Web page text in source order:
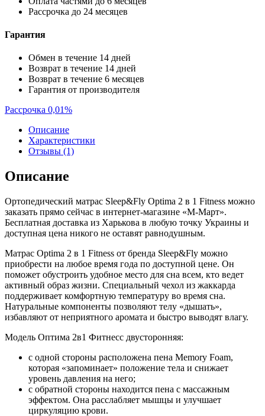
Рассрочка до 24 месяцев
Гарантия
Обмен в течение 14 дней
Возврат в течение 14 дней
Возврат в течение 6 месяцев
Гарантия от производителя
Рассрочка 0,01%
Описание
Характеристики
Отзывы (1)
Описание
Ортопедический матрас Sleep&Fly Optima 2 в 1 Fitness можно
заказать прямо сейчас в интернет-магазине «М-Март».
Бесплатная доставка из Харькова в любую точку Украины и
доступная цена никого не оставят равнодушным.
Матрас Optima 2 в 1 Fitness от бренда Sleep&Fly можно
приобрести на любое время года по доступной цене. Он
поможет обустроить удобное место для сна всем, кто ведет
активный образ жизни. Специальный чехол из жаккарда
поддерживает комфортную температуру во время сна.
Натуральные компоненты позволяют телу «дышать»,
избавляют от неприятного аромата и быстро выводят влагу.
Модель Оптима 2в1 Фитнесс двусторонняя:
с одной стороны расположена пена Memory Foam,
которая «запоминает» положение тела и снижает
уровень давления на него;
с обратной стороны находится пена с массажным
эффектом. Она расслабляет мышцы и улучшает
циркуляцию крови.